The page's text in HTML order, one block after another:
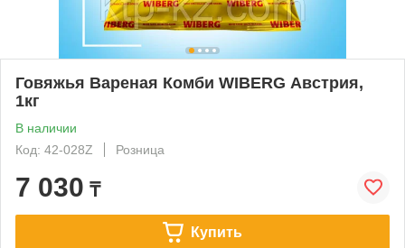
Говяжья Вареная Комби WIBERG Австрия,
1кг
В наличии
Код: 42-028Z
Розница
7 030 ₸
Купить